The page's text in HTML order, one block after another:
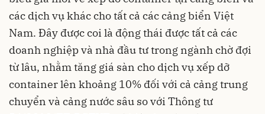
các dịch vụ khác cho tất cả các cảng biển Việt
Nam. Đây được coi là động thái được tất cả các
doanh nghiệp và nhà đầu tư trong ngành chờ đợi
từ lâu, nhằm tăng giá sàn cho dịch vụ xếp dỡ
container lên khoảng 10% đối với cả cảng trung
chuyển và cảng nước sâu so với Thông tư